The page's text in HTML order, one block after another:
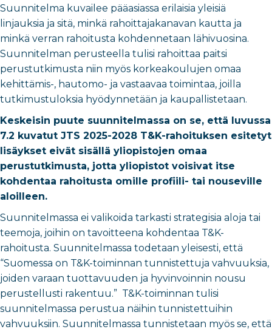
Suunnitelma kuvailee pääasiassa erilaisia yleisiä
linjauksia ja sitä, minkä rahoittajakanavan kautta ja
minkä verran rahoitusta kohdennetaan lähivuosina.
Suunnitelman perusteella tulisi rahoittaa paitsi
perustutkimusta niin myös korkeakoulujen omaa
kehittämis-, hautomo- ja vastaavaa toimintaa, joilla
tutkimustuloksia hyödynnetään ja kaupallistetaan.
Keskeisin puute suunnitelmassa on se, että luvussa
7.2 kuvatut JTS 2025-2028 T&K-rahoituksen esitetyt
lisäykset eivät sisällä yliopistojen omaa
perustutkimusta, jotta yliopistot voisivat itse
kohdentaa rahoitusta omille profiili- tai nouseville
aloilleen.
Suunnitelmassa ei valikoida tarkasti strategisia aloja tai
teemoja, joihin on tavoitteena kohdentaa T&K-
rahoitusta. Suunnitelmassa todetaan yleisesti, että
“Suomessa on T&K-toiminnan tunnistettuja vahvuuksia,
joiden varaan tuottavuuden ja hyvinvoinnin nousu
perustellusti rakentuu.” T&K-toiminnan tulisi
suunnitelmassa perustua näihin tunnistettuihin
vahvuuksiin. Suunnitelmassa tunnistetaan myös se, että